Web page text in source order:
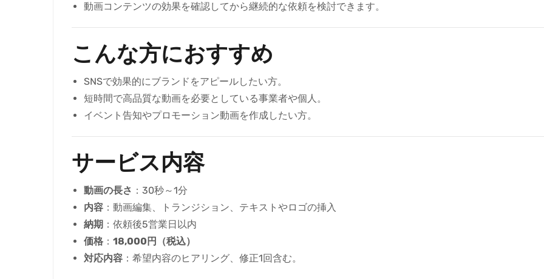
動画コンテンツの効果を確認してから継続的な依頼を検討できます。
こんな方におすすめ
SNSで効果的にブランドをアピールしたい方。
短時間で高品質な動画を必要としている事業者や個人。
イベント告知やプロモーション動画を作成したい方。
サービス内容
動画の長さ ：30秒～1分
内容 ：動画編集、トランジション、テキストやロゴの挿入
納期 ：依頼後5営業日以内
価格 ： 18,000円（税込）
対応内容 ：希望内容のヒアリング、修正1回含む。